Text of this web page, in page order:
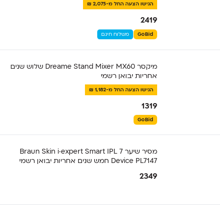
הגישו הצעה החל מ-2,075 ₪
2419
GoBid משלוח חינם
מיקסר Dreame Stand Mixer MX60 שלוש שנים
אחריות יבואן רשמי
הגישו הצעה החל מ-1,182 ₪
1319
GoBid
מסיר שיער Braun Skin i·expert Smart IPL 7
Device PL7147 חמש שנים אחריות יבואן רשמי
2349